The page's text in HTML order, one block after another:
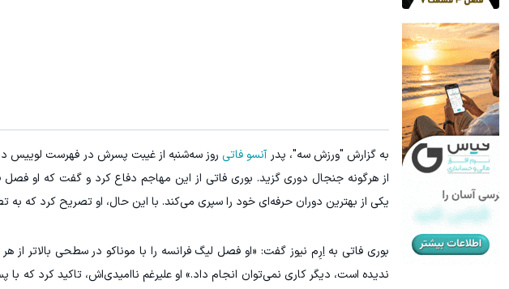
به گزارش "ورزش سه"، پدرآنسو فاتی روز سه‌شنبه از غیبت پسرش در فهرست لوییس
از هرگونه جنجال دوری گزید. بوری فاتی از این مهاجم دفاع کرد و گفت که او فصل
یکی از بهترین دوران حرفه‌ای خود را سپری می‌کند. با این حال، او تصریح کرد که به
بوری فاتی به اِرِم‌ نیوز گفت: «او فصل لیگ فرانسه را با موناکو در سطحی بالاتر از
ندیده است، دیگر کاری نمی‌توان انجام داد.» او علیرغم ناامیدی‌اش، تاکید کرد که